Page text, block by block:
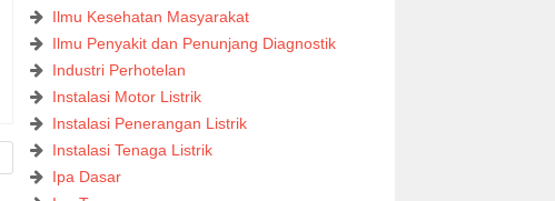
Ilmu Kesehatan Masyarakat
Ilmu Penyakit dan Penunjang Diagnostik
Industri Perhotelan
Instalasi Motor Listrik
Instalasi Penerangan Listrik
Instalasi Tenaga Listrik
Ipa Dasar